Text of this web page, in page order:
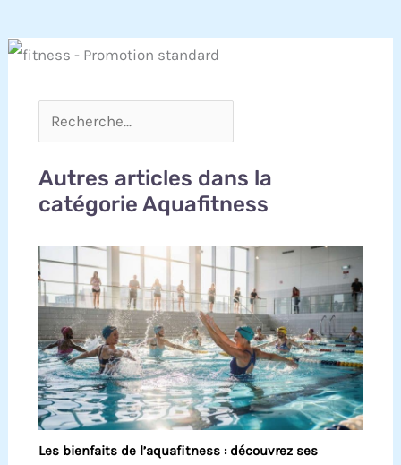
Autres articles dans la
catégorie Aquafitness
Les bienfaits de l’aquafitness : découvrez ses